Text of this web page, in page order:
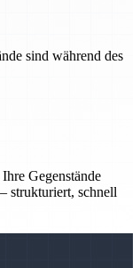
sind während des
Gegenstände
strukturiert, schnell